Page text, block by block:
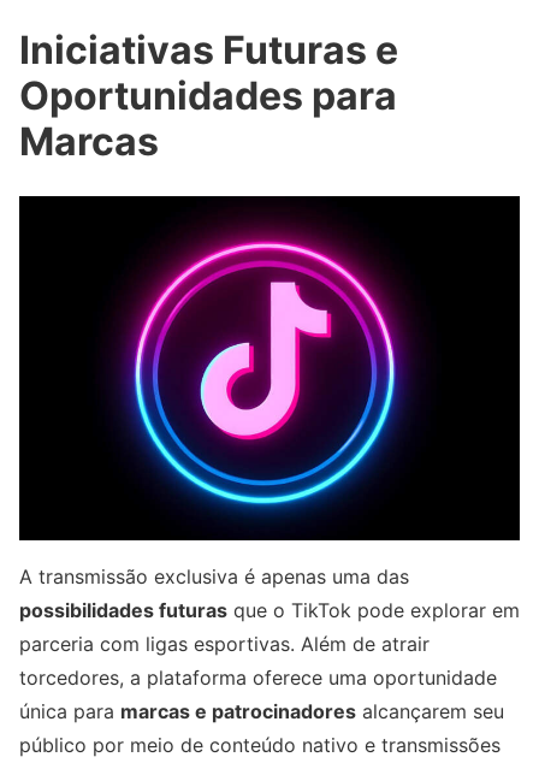
Iniciativas Futuras e
Oportunidades para
Marcas
A transmissão exclusiva é apenas uma das
possibilidades futuras que o TikTok pode explorar em
parceria com ligas esportivas. Além de atrair
torcedores, a plataforma oferece uma oportunidade
única para marcas e patrocinadores alcançarem seu
público por meio de conteúdo nativo e transmissões